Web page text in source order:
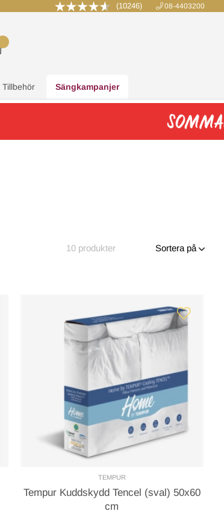
(10246) 08-4403200
..
Tillbehör Sängkampanjer
10 produkter Sortera på
TEMPUR
Tempur Kuddskydd Tencel (sval) 50x60
cm